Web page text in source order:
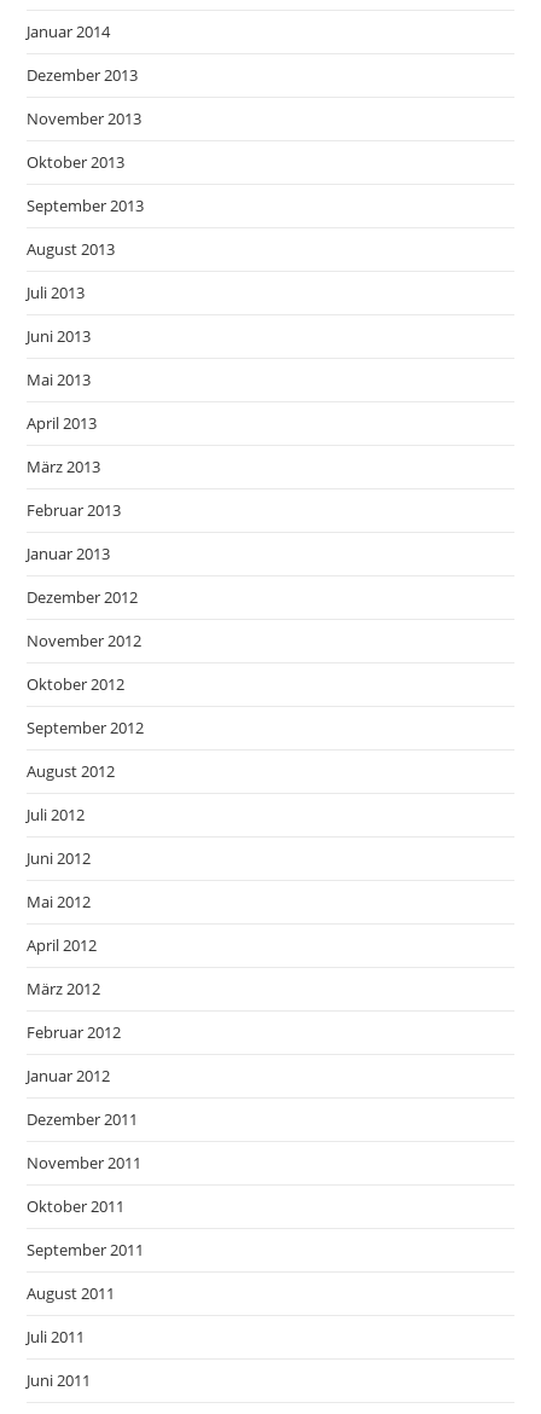
Januar 2014
Dezember 2013
November 2013
Oktober 2013
September 2013
August 2013
Juli 2013
Juni 2013
Mai 2013
April 2013
März 2013
Februar 2013
Januar 2013
Dezember 2012
November 2012
Oktober 2012
September 2012
August 2012
Juli 2012
Juni 2012
Mai 2012
April 2012
März 2012
Februar 2012
Januar 2012
Dezember 2011
November 2011
Oktober 2011
September 2011
August 2011
Juli 2011
Juni 2011